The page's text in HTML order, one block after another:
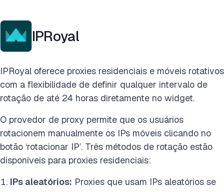
IPRoyal
IPRoyal oferece proxies residenciais e móveis rotativos
com a flexibilidade de definir qualquer intervalo de
rotação de até 24 horas diretamente no widget.
O provedor de proxy permite que os usuários
rotacionem manualmente os IPs móveis clicando no
botão ‘rotacionar IP’. Três métodos de rotação estão
disponíveis para proxies residenciais:
IPs aleatórios: Proxies que usam IPs aleatórios se